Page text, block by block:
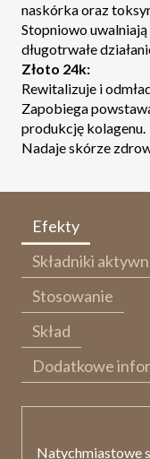
naskórka oraz
Stopniowo
długotrwałe
Złoto 24k:
Rewitalizuje i
Zapobiega
produkcję kolagenu.
Nadaje skórze
Efekty
Składniki
Stosowanie
Skład
Dodatkowe
Natychmiastowe